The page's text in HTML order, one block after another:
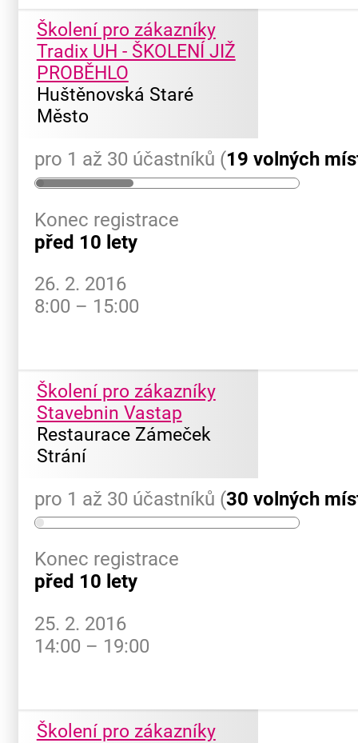
Školení pro zákazníky
Tradix UH - ŠKOLENÍ JIŽ
PROBĚHLO
Huštěnovská Staré
Město
pro 1 až 30 účastníků (19 volných
Konec registrace
před 10 lety
26. 2. 2016
8:00 – 15:00
Školení pro zákazníky
Stavebnin Vastap
Restaurace Zámeček
Strání
pro 1 až 30 účastníků (30 volných
Konec registrace
před 10 lety
25. 2. 2016
14:00 – 19:00
Školení pro zákazníky